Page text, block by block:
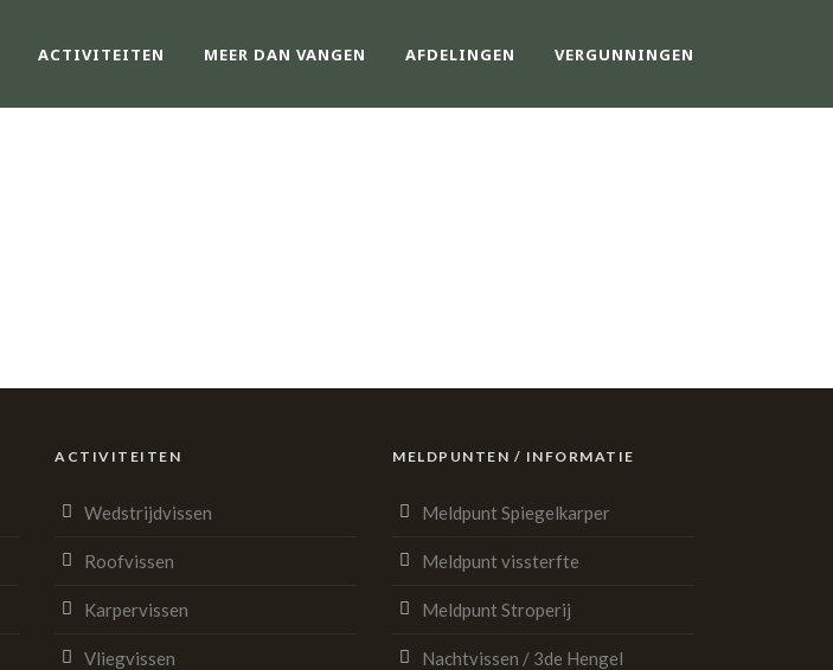
ACTIVITEITEN MEER DAN VANGEN AFDELINGEN VERGUNNINGEN
ACTIVITEITEN
Wedstrijdvissen
Roofvissen
Karpervissen
Vliegvissen
MELDPUNTEN / INFORMATIE
Meldpunt Spiegelkarper
Meldpunt vissterfte
Meldpunt Stroperij
Nachtvissen / 3de Hengel